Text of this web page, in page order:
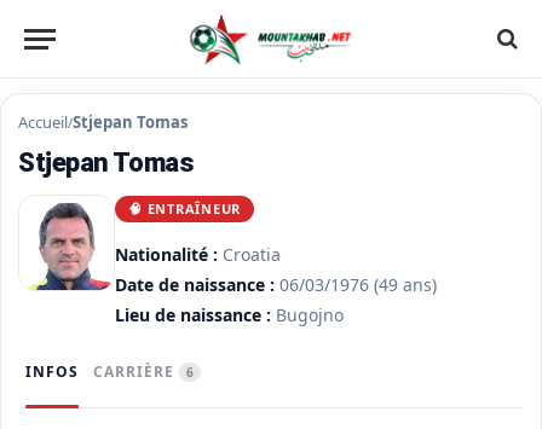
Accueil/Stjepan Tomas
Stjepan Tomas
🧠 ENTRAÎNEUR
Nationalité : Croatia
Date de naissance : 06/03/1976 (49 ans)
Lieu de naissance : Bugojno
INFOS CARRIÈRE 6